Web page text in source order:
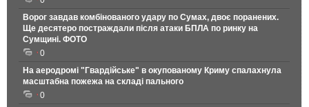
Ворог завдав комбінованого удару по Сумах, двоє поранених.
Ще десятеро постраждали після атаки БПЛА по ринку на
Сумщині. ФОТО
0
На аеродромі "Гвардійське" в окупованому Криму спалахнула
масштабна пожежа на складі пального
0